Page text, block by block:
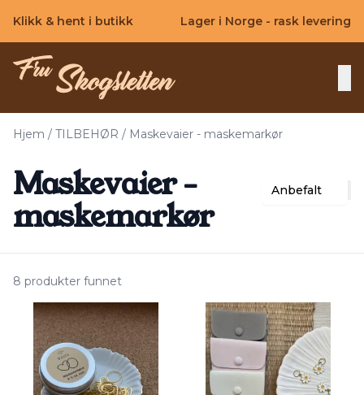
Klikk & hent i butikk Lager i Norge - rask levering
Hjem / TILBEHØR / Maskevaier - maskemarkør
Maskevaier -
maskemarkør
Anbefalt
8 produkter funnet